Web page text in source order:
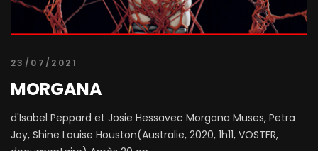
23/07/2021
MORGANA
d'Isabel Peppard et Josie Hessavec Morgana Muses, Petra
Joy, Shine Louise Houston(Australie, 2020, 1h11, VOSTFR,